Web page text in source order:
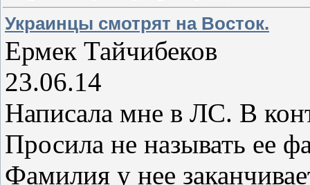
Украинцы смотрят на Восток.
Ермек Тайчибеков
23.06.14
Написала мне в ЛС. В
Просила не называть ее
Фамилия у нее